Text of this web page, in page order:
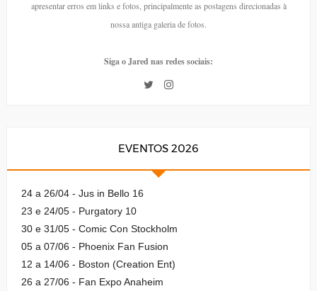
apresentar erros em links e fotos, principalmente as postagens direcionadas à
nossa antiga galeria de fotos.
Siga o Jared nas redes sociais:
EVENTOS 2026
24 a 26/04 - Jus in Bello 16
23 e 24/05 - Purgatory 10
30 e 31/05 - Comic Con Stockholm
05 a 07/06 - Phoenix Fan Fusion
12 a 14/06 - Boston (Creation Ent)
26 a 27/06 - Fan Expo Anaheim